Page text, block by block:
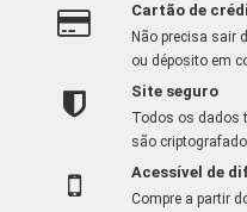
Cartão de
Não precisa sair
ou déposito em
Site seguro
Todos os dados
são
Acessível de
Compre a partir